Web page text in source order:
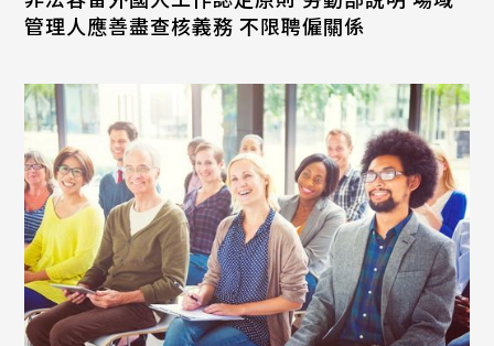
管理人應善盡查核義務 不限聘僱關係